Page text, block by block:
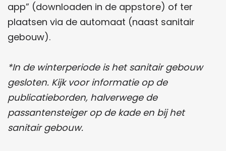
app” (downloaden in de appstore) of ter
plaatsen via de automaat (naast sanitair
gebouw).
*In de winterperiode is het sanitair gebouw
gesloten. Kijk voor informatie op de
publicatieborden, halverwege de
passantensteiger op de kade en bij het
sanitair gebouw.